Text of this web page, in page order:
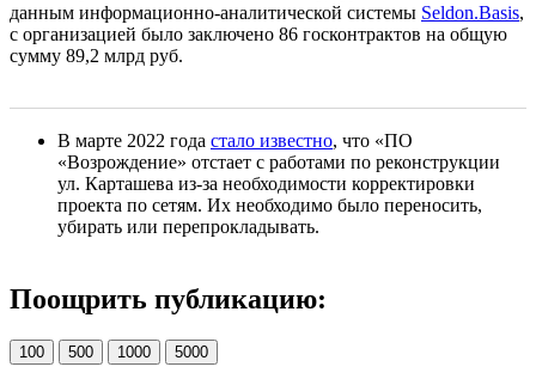
данным информационно-аналитической системы Seldon.Basis,
с организацией было заключено 86 госконтрактов на общую
сумму 89,2 млрд руб.
В марте 2022 года стало известно, что «ПО
«Возрождение» отстает с работами по реконструкции
ул. Карташева из-за необходимости корректировки
проекта по сетям. Их необходимо было переносить,
убирать или перепрокладывать.
Поощрить публикацию:
100 500 1000 5000